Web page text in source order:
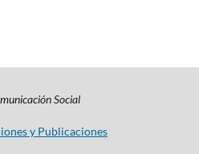
Social
y Publicaciones